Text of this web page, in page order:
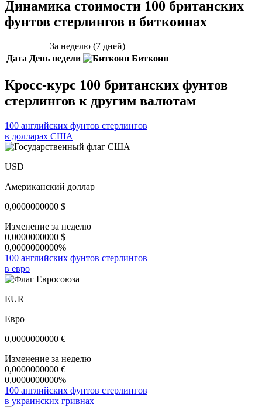
Динамика стоимости 100 британских
фунтов стерлингов в биткоинах
За неделю (7 дней)
Дата День недели Биткоин
Кросс-курс 100 британских фунтов
стерлингов к другим валютам
100 английских фунтов стерлингов
в долларах США
USD
Американский доллар
0,0000000000 $
Изменение за неделю
0,0000000000 $
0,0000000000%
100 английских фунтов стерлингов
в евро
EUR
Евро
0,0000000000 €
Изменение за неделю
0,0000000000 €
0,0000000000%
100 английских фунтов стерлингов
в украинских гривнах